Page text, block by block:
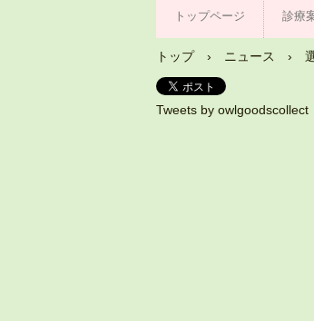
トップページ 診療
トップ › ニュース ›
Tweets by owlgoodscollect